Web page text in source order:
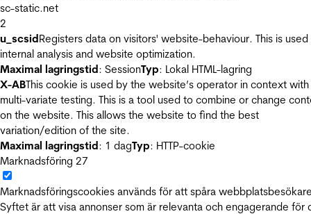
sc-static.net
2
u_scsidRegisters data on visitors' website-behaviour. This is
internal analysis and website optimization.
Maximal lagringstid: SessionTyp: Lokal HTML-lagring
X-ABThis cookie is used by the website’s operator in context with
multi-variate testing. This is a tool used to combine or change
on the website. This allows the website to find the best
variation/edition of the site.
Maximal lagringstid: 1 dagTyp: HTTP-cookie
Marknadsföring 27
Marknadsföringscookies används för att spåra
Syftet är att visa annonser som är relevanta och engagerande för